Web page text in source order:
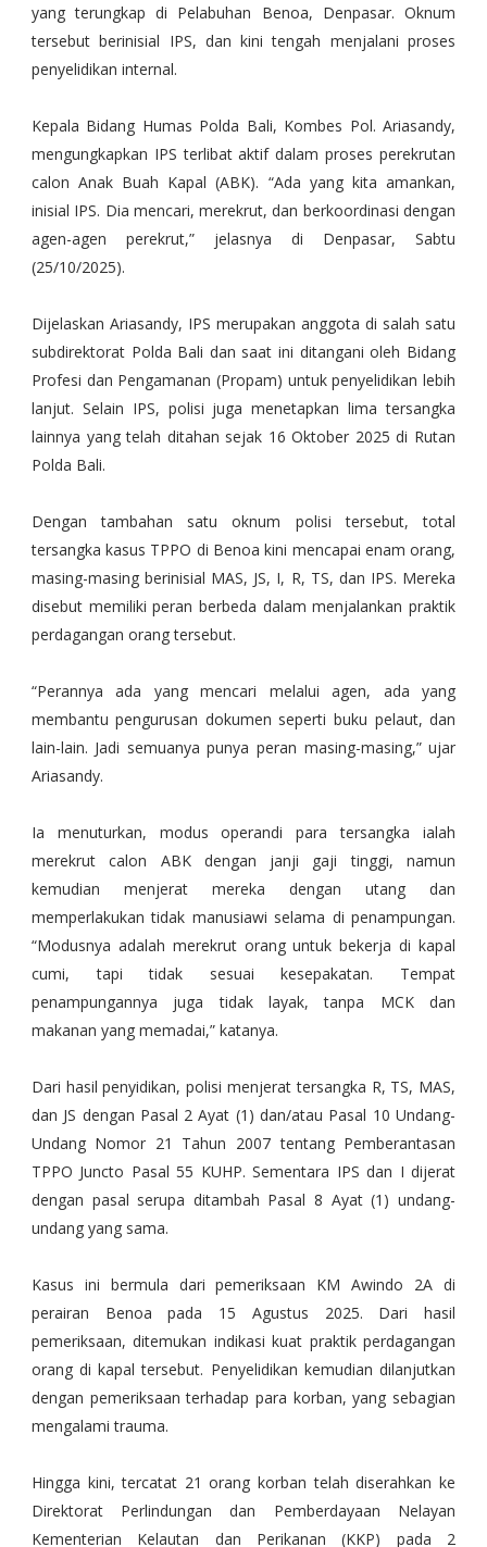
yang terungkap di Pelabuhan Benoa, Denpasar. Oknum
tersebut berinisial IPS, dan kini tengah menjalani proses
penyelidikan internal.
Kepala Bidang Humas Polda Bali, Kombes Pol. Ariasandy,
mengungkapkan IPS terlibat aktif dalam proses perekrutan
calon Anak Buah Kapal (ABK). “Ada yang kita amankan,
inisial IPS. Dia mencari, merekrut, dan berkoordinasi dengan
agen-agen perekrut,” jelasnya di Denpasar, Sabtu
(25/10/2025).
Dijelaskan Ariasandy, IPS merupakan anggota di salah satu
subdirektorat Polda Bali dan saat ini ditangani oleh Bidang
Profesi dan Pengamanan (Propam) untuk penyelidikan lebih
lanjut. Selain IPS, polisi juga menetapkan lima tersangka
lainnya yang telah ditahan sejak 16 Oktober 2025 di Rutan
Polda Bali.
Dengan tambahan satu oknum polisi tersebut, total
tersangka kasus TPPO di Benoa kini mencapai enam orang,
masing-masing berinisial MAS, JS, I, R, TS, dan IPS. Mereka
disebut memiliki peran berbeda dalam menjalankan praktik
perdagangan orang tersebut.
“Perannya ada yang mencari melalui agen, ada yang
membantu pengurusan dokumen seperti buku pelaut, dan
lain-lain. Jadi semuanya punya peran masing-masing,” ujar
Ariasandy.
Ia menuturkan, modus operandi para tersangka ialah
merekrut calon ABK dengan janji gaji tinggi, namun
kemudian menjerat mereka dengan utang dan
memperlakukan tidak manusiawi selama di penampungan.
“Modusnya adalah merekrut orang untuk bekerja di kapal
cumi, tapi tidak sesuai kesepakatan. Tempat
penampungannya juga tidak layak, tanpa MCK dan
makanan yang memadai,” katanya.
Dari hasil penyidikan, polisi menjerat tersangka R, TS, MAS,
dan JS dengan Pasal 2 Ayat (1) dan/atau Pasal 10 Undang-
Undang Nomor 21 Tahun 2007 tentang Pemberantasan
TPPO Juncto Pasal 55 KUHP. Sementara IPS dan I dijerat
dengan pasal serupa ditambah Pasal 8 Ayat (1) undang-
undang yang sama.
Kasus ini bermula dari pemeriksaan KM Awindo 2A di
perairan Benoa pada 15 Agustus 2025. Dari hasil
pemeriksaan, ditemukan indikasi kuat praktik perdagangan
orang di kapal tersebut. Penyelidikan kemudian dilanjutkan
dengan pemeriksaan terhadap para korban, yang sebagian
mengalami trauma.
Hingga kini, tercatat 21 orang korban telah diserahkan ke
Direktorat Perlindungan dan Pemberdayaan Nelayan
Kementerian Kelautan dan Perikanan (KKP) pada 2